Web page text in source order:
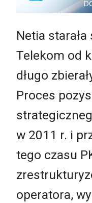
Netia
Telekom od
długo
Proces
w 2011 r. i
tego czasu
operatora,